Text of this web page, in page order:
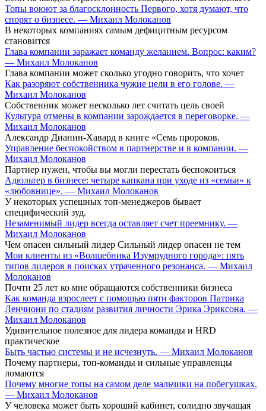
Топы воюют за благосклонность Первого, хотя думают, что
спорят о бизнесе. — Михаил Молоканов
В некоторых компаниях самым дефицитным ресурсом
становится
Глава компании заражает команду желанием. Вопрос: каким?
— Михаил Молоканов
Глава компании может сколько угодно говорить, что хочет
Как разоряют собственника чужие цели в его голове. —
Михаил Молоканов
Собственник может несколько лет считать цель своей
Культура отмены в компании зарождается в переговорке. —
Михаил Молоканов
Александр Дианин-Хавард в книге «Семь пророков.
Управление беспокойством в партнерстве и в компании. —
Михаил Молоканов
Партнер нужен, чтобы вы могли перестать беспокоиться
Адюльтер в бизнесе: четыре капкана при уходе из «семьи» к
«любовнице». — Михаил Молоканов
У некоторых успешных топ-менеджеров бывает
специфический зуд.
Незаменимый лидер всегда оставляет счет преемнику. —
Михаил Молоканов
Чем опасен сильный лидер Сильный лидер опасен не тем
Мои клиенты из «Волшебника Изумрудного города»: пять
типов лидеров в поисках утраченного резонанса. — Михаил
Молоканов
Почти 25 лет ко мне обращаются собственники бизнеса
Как команда взрослеет с помощью пяти факторов Патрика
Ленчиони по стадиям развития личности Эрика Эриксона. —
Михаил Молоканов
Удивительное полезное для лидера команды и HRD
практическое
Быть частью системы и не исчезнуть. — Михаил Молоканов
Почему партнеры, топ-команды и сильные управленцы
ломаются
Почему многие топы на самом деле мальчики на побегушках.
— Михаил Молоканов
У человека может быть хороший кабинет, солидно звучащая